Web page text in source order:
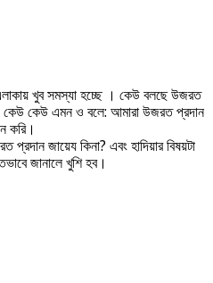
খুব সমস্যা হচ্ছে । কেউ বলছে উজরত
কেউ কেউ এমন ও বলে: আমারা উজরত প্রদান
করি।
জায়েয কিনা? এবং হাদিয়ার বিষয়টা
জানালে খুশি হব।